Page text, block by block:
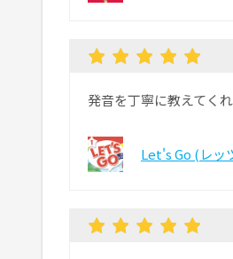
発音を丁寧に教えてく
Let's Go (レッ